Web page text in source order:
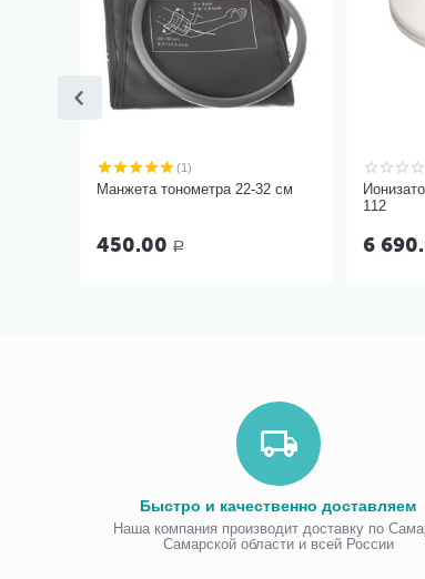
(1)
Манжета тонометра 22-32 см
450.00 Р
112
6
Быстро и качественно доставляем
Наша компания производит доставку по
Самарской области и всей России